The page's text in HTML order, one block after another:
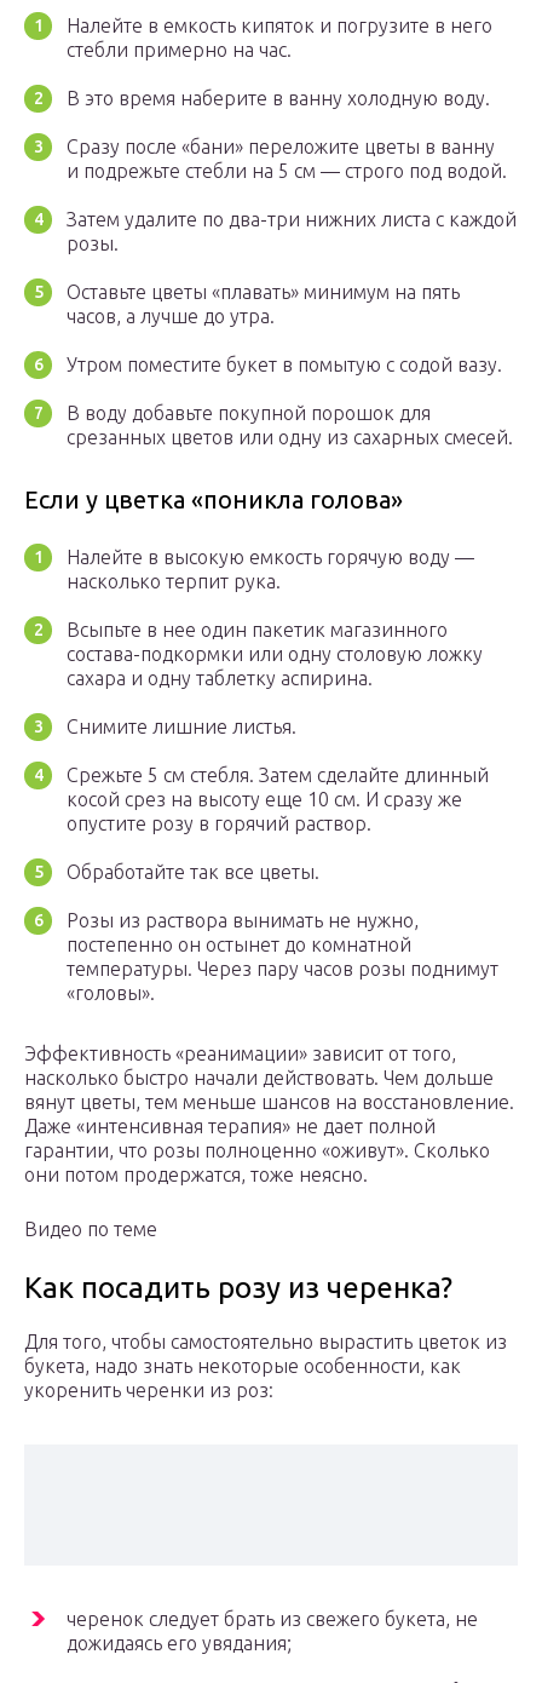
Налейте в емкость кипяток и погрузите в него
стебли примерно на час.
В это время наберите в ванну холодную воду.
Сразу после «бани» переложите цветы в ванну
и подрежьте стебли на 5 см — строго под водой.
Затем удалите по два-три нижних листа с каждой
розы.
Оставьте цветы «плавать» минимум на пять
часов, а лучше до утра.
Утром поместите букет в помытую с содой вазу.
В воду добавьте покупной порошок для
срезанных цветов или одну из сахарных смесей.
Если у цветка «поникла голова»
Налейте в высокую емкость горячую воду —
насколько терпит рука.
Всыпьте в нее один пакетик магазинного
состава-подкормки или одну столовую ложку
сахара и одну таблетку аспирина.
Снимите лишние листья.
Срежьте 5 см стебля. Затем сделайте длинный
косой срез на высоту еще 10 см. И сразу же
опустите розу в горячий раствор.
Обработайте так все цветы.
Розы из раствора вынимать не нужно,
постепенно он остынет до комнатной
температуры. Через пару часов розы поднимут
«головы».
Эффективность «реанимации» зависит от того,
насколько быстро начали действовать. Чем дольше
вянут цветы, тем меньше шансов на восстановление.
Даже «интенсивная терапия» не дает полной
гарантии, что розы полноценно «оживут». Сколько
они потом продержатся, тоже неясно.
Видео по теме
Как посадить розу из черенка?
Для того, чтобы самостоятельно вырастить цветок из
букета, надо знать некоторые особенности, как
укоренить черенки из роз:
черенок следует брать из свежего букета, не
дожидаясь его увядания;